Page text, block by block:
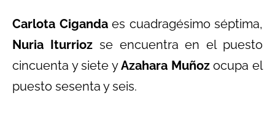
Carlota Cigandaes cuadragésimo séptima,
Nuria Iturriozse encuentra en el puesto
cincuenta y siete yAzahara Muñozocupa el
puesto sesenta y seis.